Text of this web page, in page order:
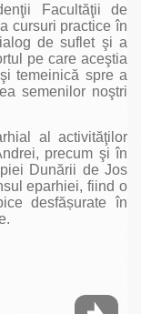
Facultăţii de
cursuri practice în
de suflet şi a
pe care aceştia
temeinică spre a
semenilor noştri
al activităţilor
precum şi în
Dunării de Jos
eparhiei, fiind o
desfășurate în